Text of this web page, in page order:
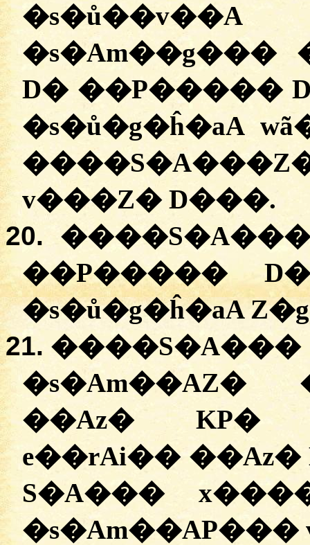
�s�ů��v��A
�s�Am��g���
D� ��P�����
�s�ů�g�ĥ�aA
��
v���Z� D���.
20.
��
��P�����
�s�ů�g�ĥ�aA
21. ����S�A���
�s�Am��AZ�
��Az� KP�
e��rAi����Az�
S�A���
�s�Am��AP���